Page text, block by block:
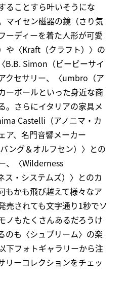
ることすら叶いそうにな
マイセン磁器の鏡（さり気
ーディーを着た人形が可愛
や〈Kraft（クラフト）〉の
B.B. Simon（ビービーサイ
クセサリー、〈umbro（ア
ーボールといった身近な商
。さらにイタリアの家具メ
Castelli（アノニマ・カ
ア、名門音響メーカー
ング＆オルフセン）〉との
、〈Wilderness
ス・システムズ）〉とのカ
もかも飛び越えて様々なア
売されても文字通り1秒でソ
ノもたくさんあるだろうけ
のも〈シュプリーム〉の楽
下フォトギャラリーから注
リーコレクションをチェッ